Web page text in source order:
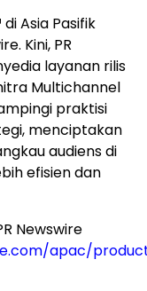
Asia Pasifik
Kini, PR
layanan rilis
Multichannel
praktisi
menciptakan
audiens di
efisien dan
Newswire
apac/